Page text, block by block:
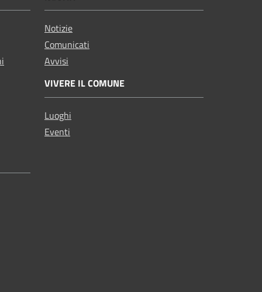
Notizie
Comunicati
Avvisi
VIVERE IL COMUNE
Luoghi
Eventi